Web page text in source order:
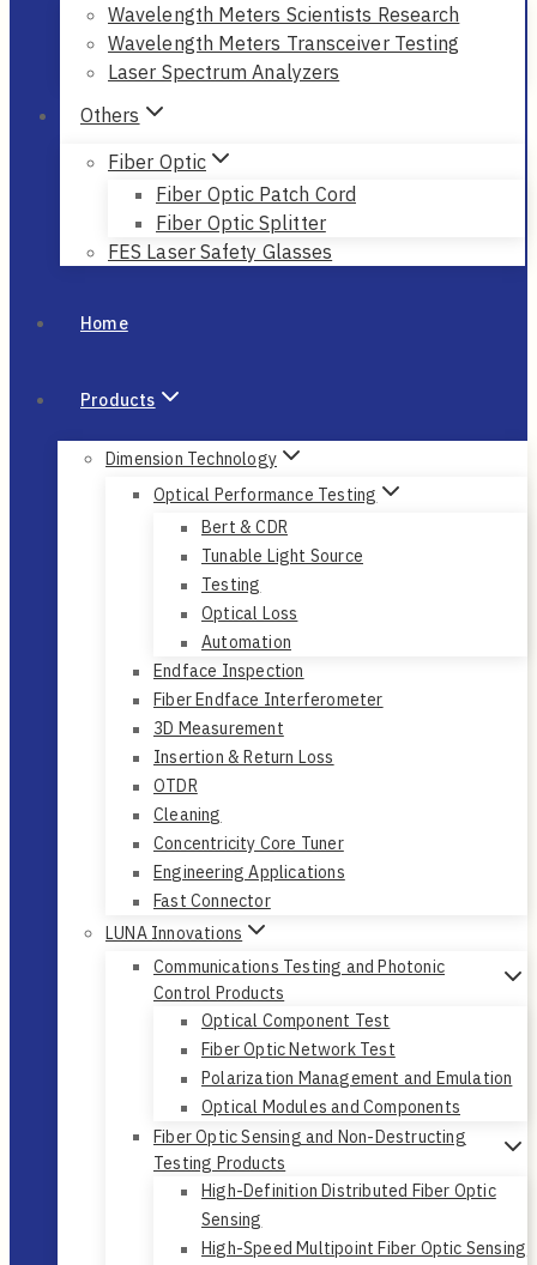
Wavelength Meters Scientists Research
Wavelength Meters Transceiver Testing
Laser Spectrum Analyzers
Others
Fiber Optic
Fiber Optic Patch Cord
Fiber Optic Splitter
FES Laser Safety Glasses
Home
Products
Dimension Technology
Optical Performance Testing
Bert & CDR
Tunable Light Source
Testing
Optical Loss
Automation
Endface Inspection
Fiber Endface Interferometer
3D Measurement
Insertion & Return Loss
OTDR
Cleaning
Concentricity Core Tuner
Engineering Applications
Fast Connector
LUNA Innovations
Communications Testing and Photonic
Control Products
Optical Component Test
Fiber Optic Network Test
Polarization Management and Emulation
Optical Modules and Components
Fiber Optic Sensing and Non-Destructing
Testing Products
High-Definition Distributed Fiber Optic
Sensing
High-Speed Multipoint Fiber Optic Sensing